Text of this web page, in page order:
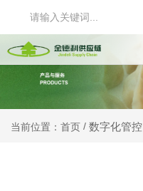
当前位置：首页 / 数字化管控